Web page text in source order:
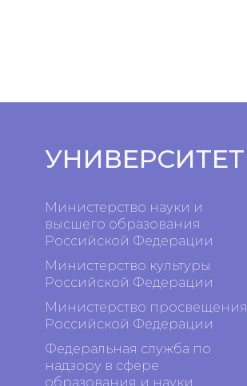
УНИВЕРСИТЕТ
Министерство науки и
высшего образования
Российской Федерации
Министерство культуры
Российской Федерации
Министерство просвещения
Российской Федерации
Федеральная служба по
надзору в сфере
образования и науки